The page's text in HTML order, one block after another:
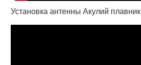
Установка антенны Акулий плавник